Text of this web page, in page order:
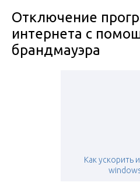
Отключение
интернета с
брандмауэра
Как ускорить